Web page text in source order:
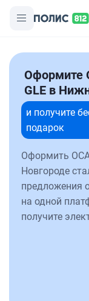
Оформите
GLE в
и получите
подарок
Оформить
Новгороде
предложения
на одной
получите